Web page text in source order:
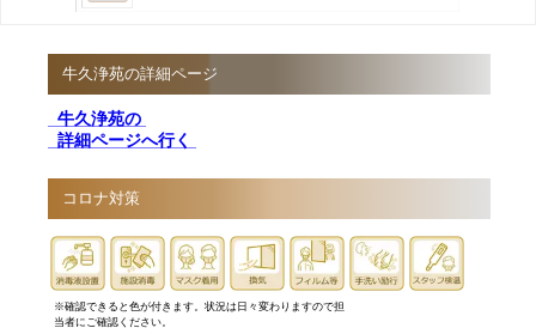
牛久浄苑の詳細ページ
牛久浄苑の
詳細ページへ行く
コロナ対策
※確認できると色が付きます。状況は日々変わりますので担
当者にご確認ください。